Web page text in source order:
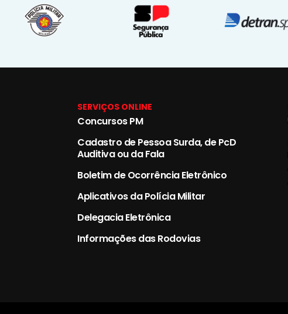
SERVIÇOS ONLINE
Concursos PM
Cadastro de Pessoa Surda, de PcD
Auditiva ou da Fala
Boletim de Ocorrência Eletrônico
Aplicativos da Polícia Militar
Delegacia Eletrônica
Informações das Rodovias